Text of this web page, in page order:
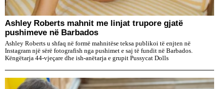
Ashley Roberts mahnit me linjat trupore gjatë
pushimeve në Barbados
Ashley Roberts u shfaq në formë mahnitëse teksa publikoi të enjten në
Instagram një sërë fotografish nga pushimet e saj të fundit në Barbados.
Këngëtarja 44-vjeçare dhe ish-anëtarja e grupit Pussycat Dolls